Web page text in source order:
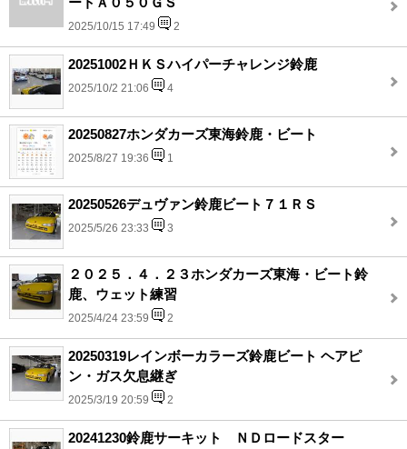
2025/10/15 17:49 2
20251002ＨＫＳハイパーチャレンジ鈴鹿
2025/10/2 21:06 4
20250827ホンダカーズ東海鈴鹿・ビート
2025/8/27 19:36 1
20250526デュヴァン鈴鹿ビート７１ＲＳ
2025/5/26 23:33 3
２０２５．４．２３ホンダカーズ東海・ビート鈴
鹿、ウェット練習
2025/4/24 23:59 2
20250319レインボーカラーズ鈴鹿ビート ヘアピ
ン・ガス欠息継ぎ
2025/3/19 20:59 2
20241230鈴鹿サーキット ＮＤロードスター